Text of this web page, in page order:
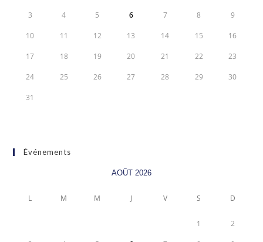
3 4 5 6 7 8 9
10 11 12 13 14 15 16
17 18 19 20 21 22 23
24 25 26 27 28 29 30
31
Événements
AOÛT 2026
L M M J V S D
1 2